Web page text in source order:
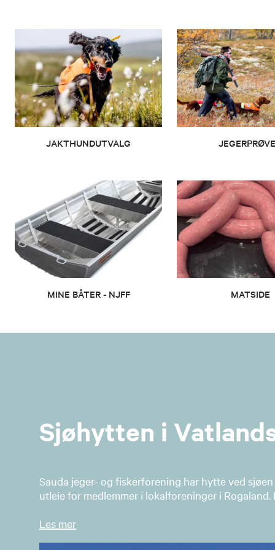
95129528
Send epost
Yngve
Barne- og
Jorunn
Leder
97424283
Send epost
Ronny
Helge
90820630
Atle
JAKTHUNDUTVALG
MINE BÅTER - NJFF MATSIDE
Sjøhytten i
Sauda jeger- og fiskerforening har hytte ved
utleie for medlemmer i lokalforeninger i Rogaland.
Les mer